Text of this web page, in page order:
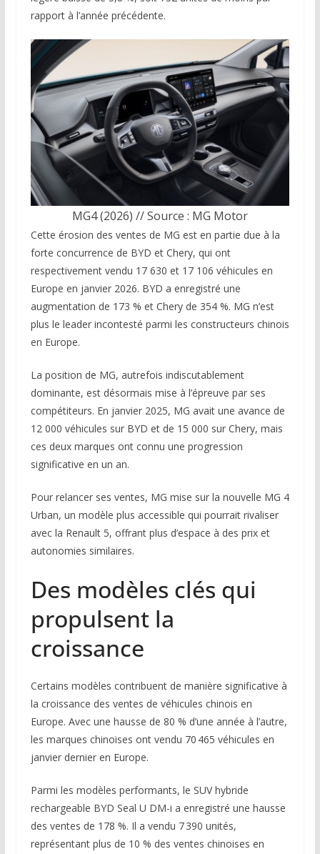
rapport à l’année précédente.
MG4 (2026) // Source : MG Motor
Cette érosion des ventes de MG est en partie due à la
forte concurrence de BYD et Chery, qui ont
respectivement vendu 17 630 et 17 106 véhicules en
Europe en janvier 2026. BYD a enregistré une
augmentation de 173 % et Chery de 354 %. MG n’est
plus le leader incontesté parmi les constructeurs chinois
en Europe.
La position de MG, autrefois indiscutablement
dominante, est désormais mise à l’épreuve par ses
compétiteurs. En janvier 2025, MG avait une avance de
12 000 véhicules sur BYD et de 15 000 sur Chery, mais
ces deux marques ont connu une progression
significative en un an.
Pour relancer ses ventes, MG mise sur la nouvelle MG 4
Urban, un modèle plus accessible qui pourrait rivaliser
avec la Renault 5, offrant plus d’espace à des prix et
autonomies similaires.
Des modèles clés qui
propulsent la
croissance
Certains modèles contribuent de manière significative à
la croissance des ventes de véhicules chinois en
Europe. Avec une hausse de 80 % d’une année à l’autre,
les marques chinoises ont vendu 70 465 véhicules en
janvier dernier en Europe.
Parmi les modèles performants, le SUV hybride
rechargeable BYD Seal U DM-i a enregistré une hausse
des ventes de 178 %. Il a vendu 7 390 unités,
représentant plus de 10 % des ventes chinoises en